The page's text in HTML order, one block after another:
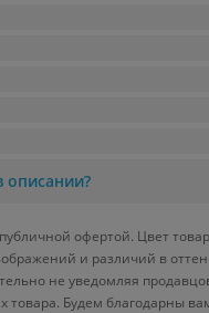
описании?
офертой. Цвет
и различий в
не уведомляя
Будем благодарны